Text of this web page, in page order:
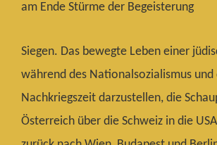
am Ende Stürme der Begeisterung
Siegen. Das bewegte Leben einer
während des Nationalsozialismus und
Nachkriegszeit darzustellen, die
Österreich über die Schweiz in die